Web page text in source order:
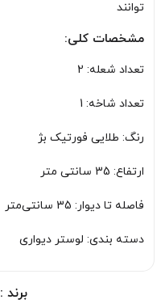
توانند
مشخصات کلی:
تعداد شعله: 2
تعداد شاخه: 1
رنگ: طلایی فورتیک بژ
ارتفاع: 35 سانتی متر
فاصله تا دیوار: 35 سانتی‌متر
دسته بندی: لوستر دیواری
برند :